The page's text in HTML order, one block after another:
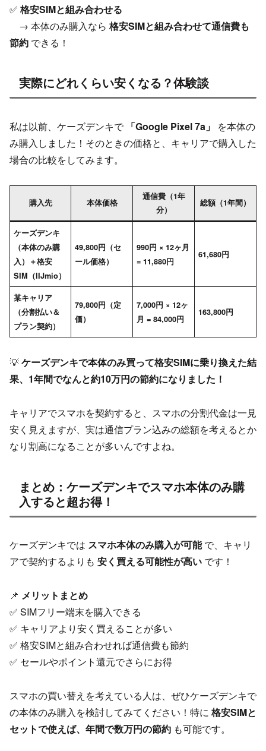
✅ 格安SIMと組み合わせる
→ 本体のみ購入なら 格安SIMと組み合わせて通信費も
節約 できる！
実際にどれくらい安くなる？体験談
私は以前、ケーズデンキで 「Google Pixel 7a」
を本体の
み購入しました！そのときの価格と、キャリアで購入した
場合の比較をしてみます。
購入先 本体価格
通信費（1年
分）
総額（1年間）
ケーズデンキ
（本体のみ購
入）＋格安
SIM（IIJmio）
49,800円（セ
ール価格）
990円 × 12ヶ月
= 11,880円
61,680円
某キャリア
（分割払い＆
プラン契約）
79,800円（定
価）
7,000円 × 12ヶ
月 = 84,000円
163,800円
💡ケーズデンキで本体のみ買って格安SIMに乗り換えた結
果、1年間でなんと約10万円の節約になりました！
キャリアでスマホを契約すると、スマホの分割代金は一見
安く見えますが、実は通信プラン込みの総額を考えるとか
なり割高になることが多いんですよね。
まとめ：ケーズデンキでスマホ本体のみ購
入すると超お得！
ケーズデンキでは スマホ本体のみ購入が可能で、キャリ
アで契約するよりも 安く買える可能性が高い です！
📌 メリットまとめ
✅ SIMフリー端末を購入できる
✅ キャリアより安く買えることが多い
✅ 格安SIMと組み合わせれば通信費も節約
✅ セールやポイント還元でさらにお得
スマホの買い替えを考えている人は、ぜひケーズデンキで
の本体のみ購入を検討してみてください！特に 格安SIMと
セットで使えば、年間で数万円の節約 も可能です。